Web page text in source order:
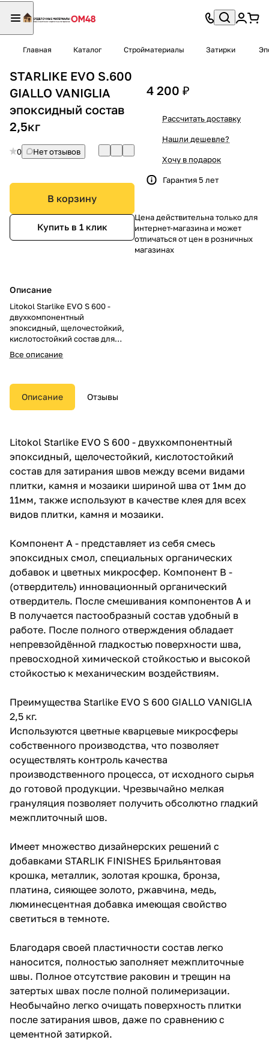
Главная Каталог Стройматериалы Затирки
STARLIKE EVO S.600
GIALLO VANIGLIA
эпоксидный состав
2,5кг
0 Нет отзывов
В корзину
Купить в 1 клик
Описание
Litokol Starlike EVO S 600 -
двухкомпонентный
эпоксидный, щелочестойкий,
кислотостойкий состав для
затирания швов между всеми
видами плитки, камня и мозаики
также используют в качестве
клея для всех видов плитки,
камня и мозаики.
Все описание
4 200 ₽
Рассчитать доставку
Нашли дешевле?
Хочу в подарок
Гарантия 5 лет
Цена действительна только для
интернет-магазина и может
отличаться от цен в розничных
магазинах
Описание Отзывы
Litokol Starlike EVO S 600 - двухкомпонентный
эпоксидный, щелочестойкий, кислотостойкий
состав для затирания швов между всеми видами
плитки, камня и мозаики шириной шва от 1мм до
11мм, также используют в качестве клея для всех
видов плитки, камня и мозаики.
Компонент А - представляет из себя смесь
эпоксидных смол, специальных органических
добавок и цветных микросфер. Компонент В -
(отвердитель) инновационный органический
отвердитель. После смешивания компонентов А и
В получается пастообразный состав удобный в
работе. После полного отверждения обладает
непревзойдённой гладкостью поверхности шва,
превосходной химической стойкостью и высокой
стойкостью к механическим воздействиям.
Преимущества Starlike EVO S 600 GIALLO VANIGLIA
2,5 кг.
Используются цветные кварцевые микросферы
собственного производства, что позволяет
осуществлять контроль качества
производственного процесса, от исходного сырья
до готовой продукции. Чрезвычайно мелкая
грануляция позволяет получить обсолютно гладкий
межплиточный шов.
Имеет множество дизайнерских решений с
добавками STARLIK FINISHES Брильянтовая
крошка, металлик, золотая крошка, бронза,
платина, сияющее золото, ржавчина, медь,
люминесцентная добавка имеющая свойство
светиться в темноте.
Благодаря своей пластичности состав легко
наносится, полностью заполняет межплиточные
швы. Полное отсутствие раковин и трещин на
затертых швах после полной полимеризации.
Необычайно легко очищать поверхность плитки
после затирания швов, даже по сравнению с
цементной затиркой.